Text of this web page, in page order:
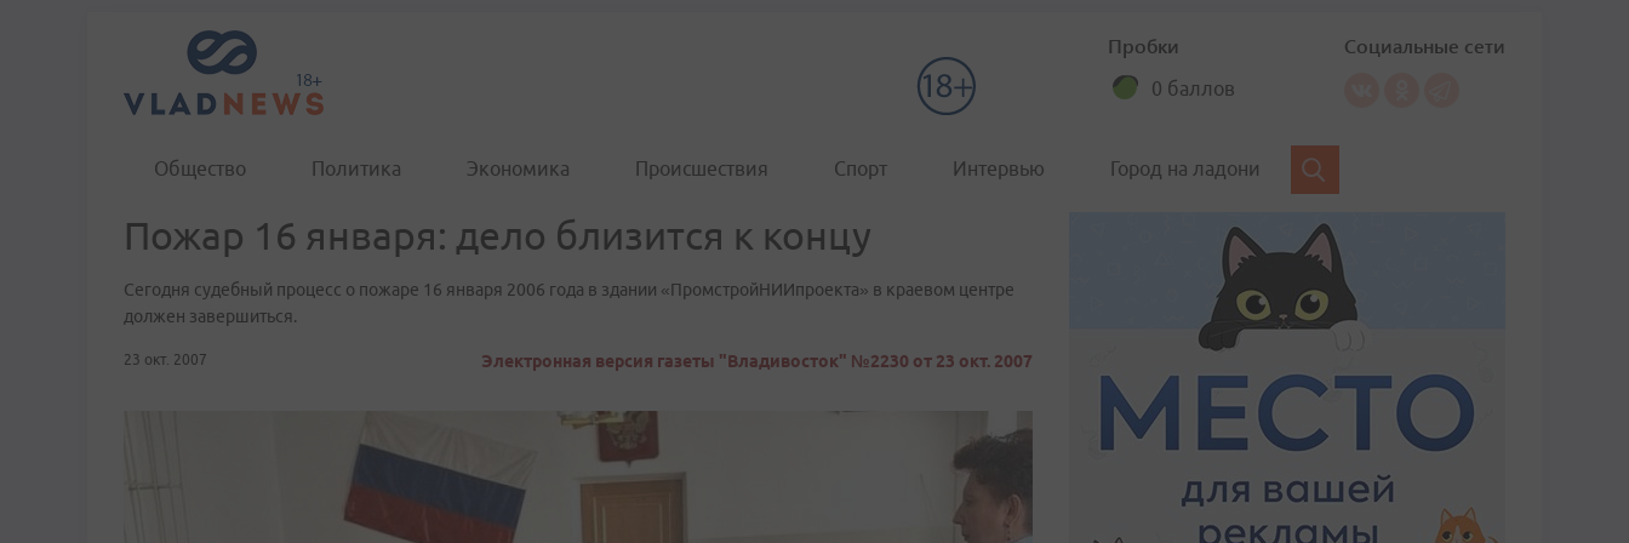
Пробки
0 баллов
Социальные сети
Общество Политика Экономика Происшествия Спорт Интервью Город на ладони
Пожар 16 января: дело близится к концу
Сегодня судебный процесс о пожаре 16 января 2006 года в здании «ПромстройНИИпроекта» в краевом центре
должен завершиться.
23 окт. 2007 Электронная версия газеты "Владивосток" №2230 от 23 окт. 2007